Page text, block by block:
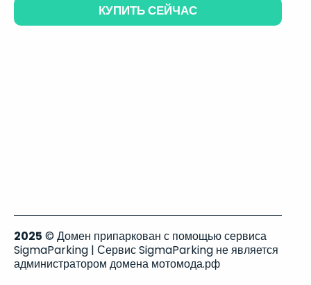
КУПИТЬ СЕЙЧАС
2025 © Домен припаркован с помощью сервиса
SigmaParking | Сервис SigmaParking не является
администратором домена мотомода.рф